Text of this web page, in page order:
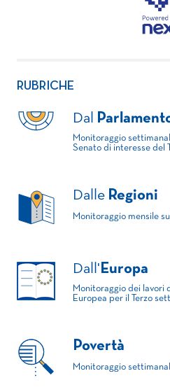
RUBRICHE
Dal
Monitoraggio
Senato di interesse del
Dalle Regioni
Monitoraggio mensile
Dall' Europa
Monitoraggio dei lavori
Europea per il Terzo
Povertà
Monitoraggio